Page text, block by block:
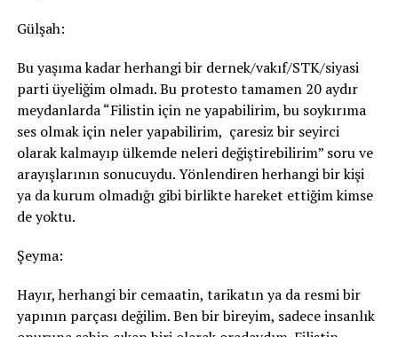
Gülşah:
Bu yaşıma kadar herhangi bir dernek/vakıf/STK/siyasi
parti üyeliğim olmadı. Bu protesto tamamen 20 aydır
meydanlarda “Filistin için ne yapabilirim, bu soykırıma
ses olmak için neler yapabilirim, çaresiz bir seyirci
olarak kalmayıp ülkemde neleri değiştirebilirim” soru ve
arayışlarının sonucuydu. Yönlendiren herhangi bir kişi
ya da kurum olmadığı gibi birlikte hareket ettiğim kimse
de yoktu.
Şeyma:
Hayır, herhangi bir cemaatin, tarikatın ya da resmi bir
yapının parçası değilim. Ben bir bireyim, sadece insanlık